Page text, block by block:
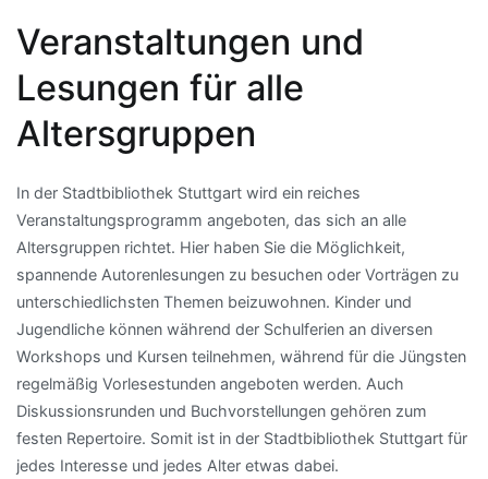
Veranstaltungen und
Lesungen für alle
Altersgruppen
In der Stadtbibliothek Stuttgart wird ein reiches
Veranstaltungsprogramm angeboten, das sich an alle
Altersgruppen richtet. Hier haben Sie die Möglichkeit,
spannende Autorenlesungen zu besuchen oder Vorträgen zu
unterschiedlichsten Themen beizuwohnen. Kinder und
Jugendliche können während der Schulferien an diversen
Workshops und Kursen teilnehmen, während für die Jüngsten
regelmäßig Vorlesestunden angeboten werden. Auch
Diskussionsrunden und Buchvorstellungen gehören zum
festen Repertoire. Somit ist in der Stadtbibliothek Stuttgart für
jedes Interesse und jedes Alter etwas dabei.